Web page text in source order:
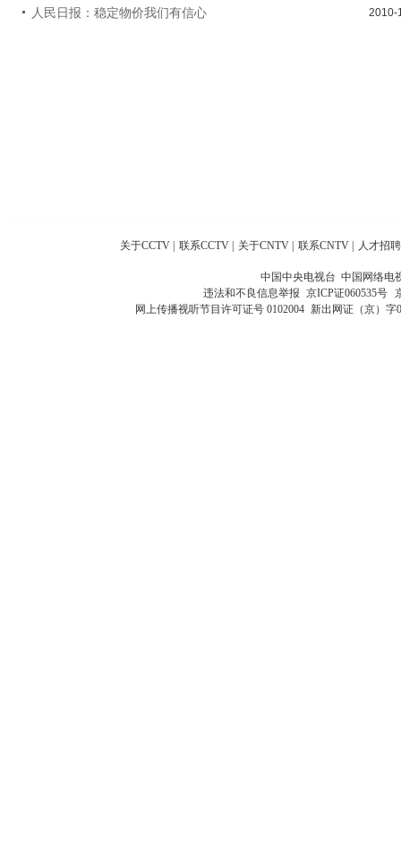
人民日报：稳定物价我们有信心 2010-
关于CCTV | 联系CCTV | 关于CNTV | 联系CNTV | 人才招聘
中国中央电视台 中国网络电
违法和不良信息举报 京ICP证060535号
网上传播视听节目许可证号 0102004 新出网证（京）